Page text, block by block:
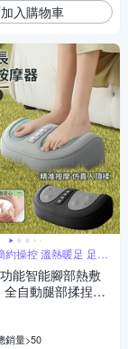
加入購物車
約操控 溫熱暖足 足底
能智能腳部熱敷
全自動腿部揉捏按
絡疏通儀（交換禮
銷量>50